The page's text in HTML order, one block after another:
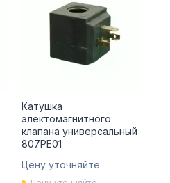
Катушка
электомагнитного
клапана универсальный
807PE01
Цену уточняйте